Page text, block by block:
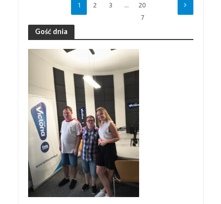
1 2 3 …
20
7
Gość dnia